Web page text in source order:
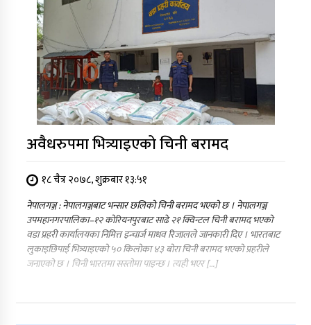
अवैधरुपमा भित्र्याइएको चिनी बरामद
१८ चैत्र २०७८, शुक्रबार १३:५१
नेपालगञ्ज : नेपालगञ्जबाट भन्सार छलिको चिनी बरामद भएको छ । नेपालगञ्ज
उपमहानगरपालिका–१२ कोरियनपुरबाट साढे २१ क्विन्टल चिनी बरामद भएको
वडा प्रहरी कार्यालयका निमित्त इन्चार्ज माधव रिजालले जानकारी दिए । भारतबाट
लुकाइछिपाई भित्र्याइएको ५० किलोका ४३ बोरा चिनी बरामद भएको प्रहरीले
जनाएको छ । चिनी भारतमा सस्तोमा पाइन्छ । त्यही भएर […]